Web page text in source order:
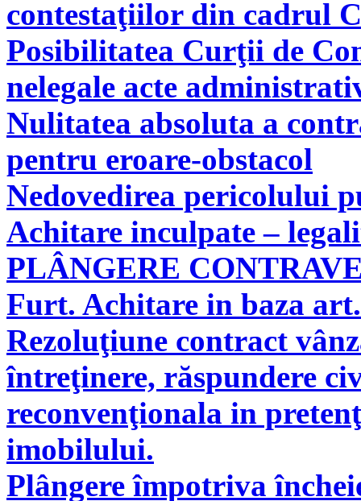
contestaţiilor din cadrul
Posibilitatea Curţii de
nelegale acte
Nulitatea absoluta a
pentru eroare-obstacol
Nedovedirea pericolului
Achitare inculpate –
PLÂNGERE
Furt. Achitare in baza
Rezoluţiune contract
întreţinere, răspundere
reconvenţionala in
imobilului.
Plângere împotriva